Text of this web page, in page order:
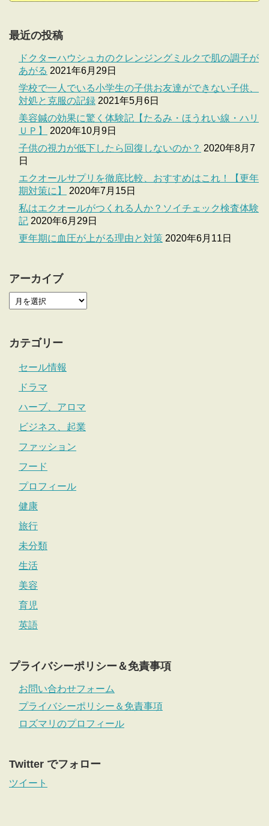
最近の投稿
ドクターハウシュカのクレンジングミルクで肌の調子が
あがる 2021年6月29日
学校で一人でいる小学生の子供お友達ができない子供、
対処と克服の記録 2021年5月6日
美容鍼の効果に驚く体験記【たるみ・ほうれい線・ハリ
ＵＰ】
2020年10月9日
子供の視力が低下したら回復しないのか？ 2020年8月7
日
エクオールサプリを徹底比較、おすすめはこれ！【更年
期対策に】
2020年7月15日
私はエクオールがつくれる人か？ソイチェック検査体験
記 2020年6月29日
更年期に血圧が上がる理由と対策 2020年6月11日
アーカイブ
カテゴリー
セール情報
ドラマ
ハーブ、アロマ
ビジネス、起業
ファッション
フード
プロフィール
健康
旅行
未分類
生活
美容
育児
英語
プライバシーポリシー＆免責事項
お問い合わせフォーム
プライバシーポリシー＆免責事項
ロズマリのプロフィール
Twitter でフォロー
ツイート